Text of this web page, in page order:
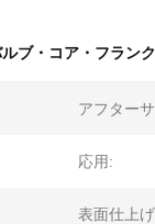
ブ・コア・フランク
アフター
応用:
表面仕上